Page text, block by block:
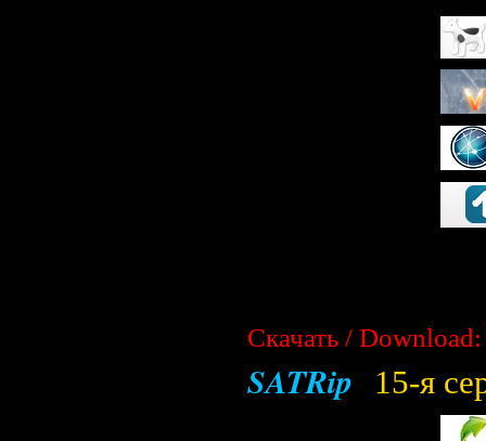
Скачать / Download:
SATRip 15-я